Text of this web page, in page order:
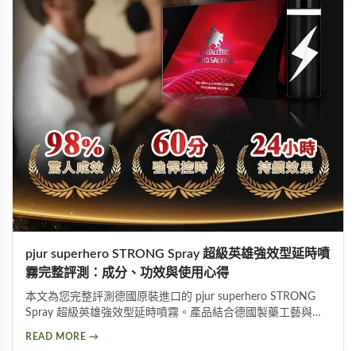
pjur superhero STRONG Spray 超級英雄強效型延時噴
霧完整評測：成分、功效與使用心得
本文為您完整評測德國原裝進口的 pjur superhero STRONG
Spray 超級英雄強效型延時噴霧。產品結合德國製藥工藝與草
READ MORE →